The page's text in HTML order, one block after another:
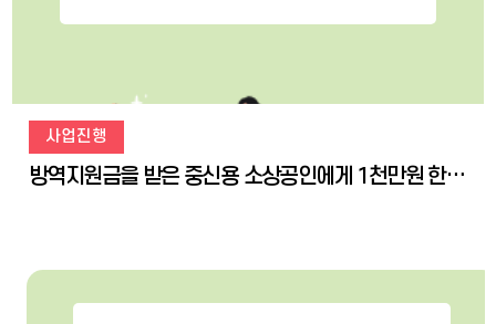
사업진행
방역지원금을 받은 중신용 소상공인에게 1천만원 한도의 1%(1년차) 초저금리 대출을 지원하는 금융지원 프로그램입니다.